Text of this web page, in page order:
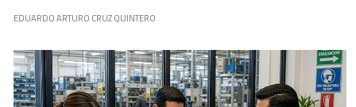
EDUARDO ARTURO CRUZ QUINTERO